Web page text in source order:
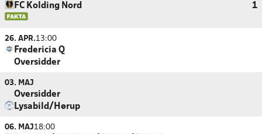
FC Kolding Nord
1
26. APR.13:00
Fredericia Q
Oversidder
03. MAJ
Oversidder
Lysabild/Hørup
06. MAJ18:00